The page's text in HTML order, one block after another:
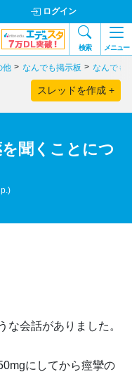
ログイン
検索 メニュー
他 なんでも掲示板 なんでも
スレッドを作成 +
聞くことにつ
な会話がありました。
にしてから痙攣の